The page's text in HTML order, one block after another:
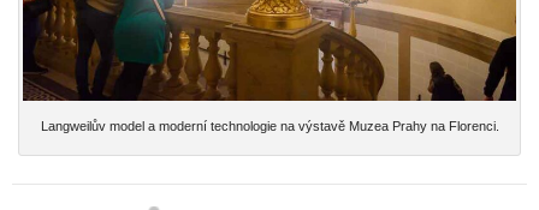
Langweilův model a moderní technologie na výstavě Muzea Prahy na Florenci.